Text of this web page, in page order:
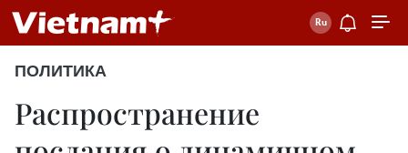
ПОЛИТИКА
Распространение